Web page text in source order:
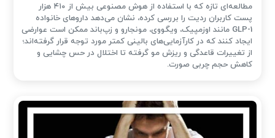
مطالعه‌ای تازه که با استفاده از هوش مصنوعی بیش از ۴۱۰ هزار
پست کاربران ردیت را بررسی کرده، نشان می‌دهد داروهای خانواده
GLP-1 مانند اوزمپیک، ویگووی، مونجارو و زپ‌باند ممکن است عوارضی
ایجاد کنند که در کارآزمایی‌های بالینی کمتر مورد توجه قرار گرفته‌اند؛
از تغییرات قاعدگی و ریزش مو گرفته تا اختلال در حس چشایی و
کاهش حجم چربی صورت.